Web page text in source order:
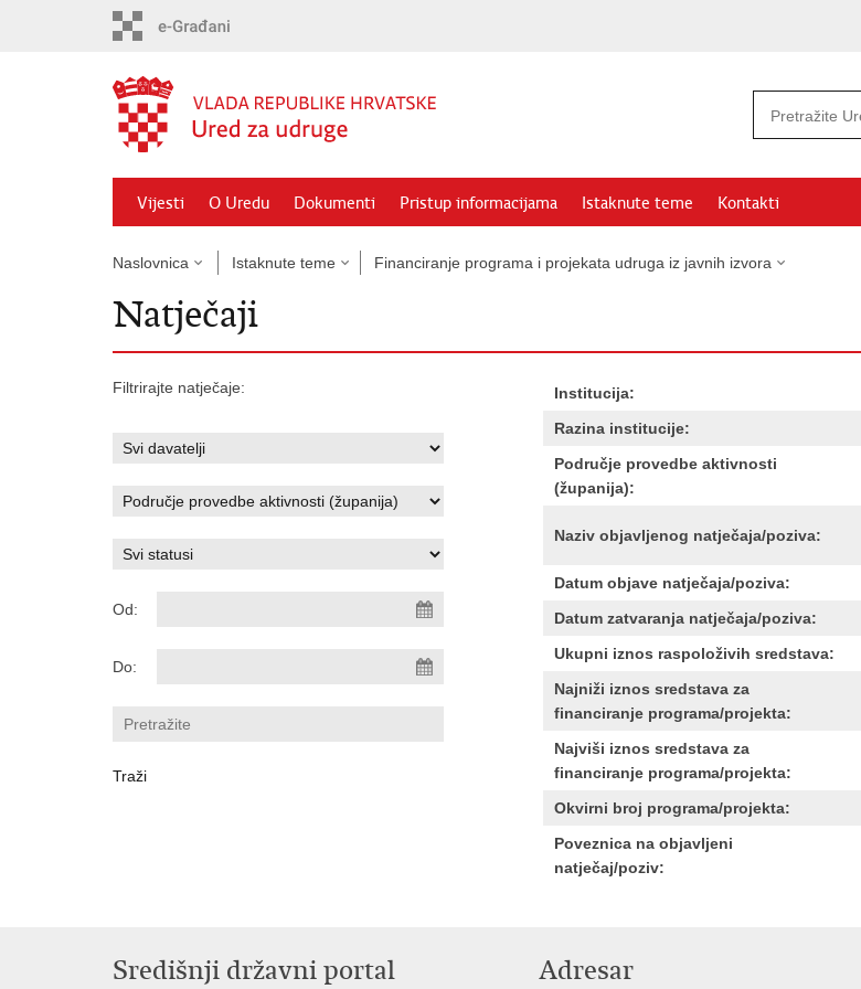
Vijesti O Uredu Dokumenti Pristup informacijama Istaknute teme Kontakti
Naslovnica Istaknute teme Financiranje programa i projekata udruga iz javnih izvora
Natječaji
Filtrirajte natječaje:
Od:
Do:
Institucija:
Razina institucije:
Područje provedbe aktivnosti
(županija):
Naziv objavljenog natječaja/poziva:
Datum objave natječaja/poziva:
Datum zatvaranja natječaja/poziva:
Ukupni iznos raspoloživih sredstava:
Najniži iznos sredstava za
financiranje programa/projekta:
Najviši iznos sredstava za
financiranje programa/projekta:
Okvirni broj programa/projekta:
Poveznica na objavljeni
natječaj/poziv:
Središnji državni portal Adresar